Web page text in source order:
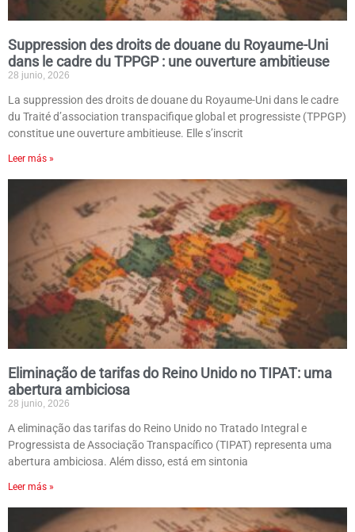
Suppression des droits de douane du Royaume-Uni
dans le cadre du TPPGP : une ouverture ambitieuse
28 junio, 2026
La suppression des droits de douane du Royaume-Uni dans le cadre
du Traité d’association transpacifique global et progressiste (TPPGP)
constitue une ouverture ambitieuse. Elle s’inscrit
Leer más »
Eliminação de tarifas do Reino Unido no TIPAT: uma
abertura ambiciosa
28 junio, 2026
A eliminação das tarifas do Reino Unido no Tratado Integral e
Progressista de Associação Transpacífico (TIPAT) representa uma
abertura ambiciosa. Além disso, está em sintonia
Leer más »